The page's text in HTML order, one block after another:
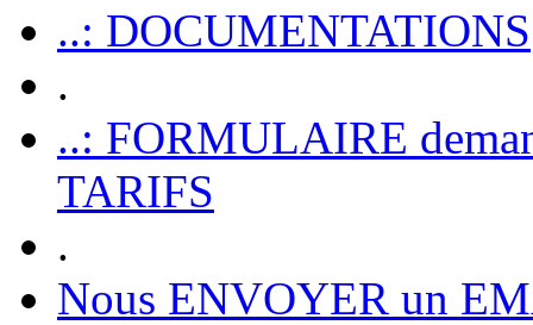
..: DOCUMENTATIONS
.
..: FORMULAIRE
TARIFS
.
Nous ENVOYER un